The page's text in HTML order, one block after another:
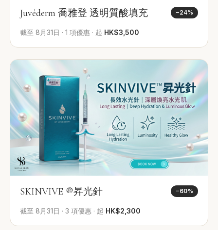
Juvéderm 喬雅登 透明質酸填充 −24%
截至 8月31日 · 1 項優惠 · 起 HK$3,500
SKINVIVE ®昇光針 −60%
截至 8月31日 · 3 項優惠 · 起 HK$2,300